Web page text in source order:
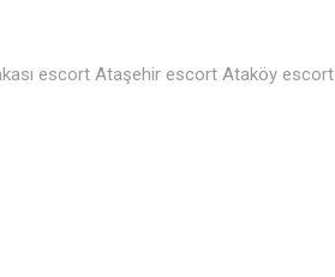
escort Ataşehir escort Ataköy escort